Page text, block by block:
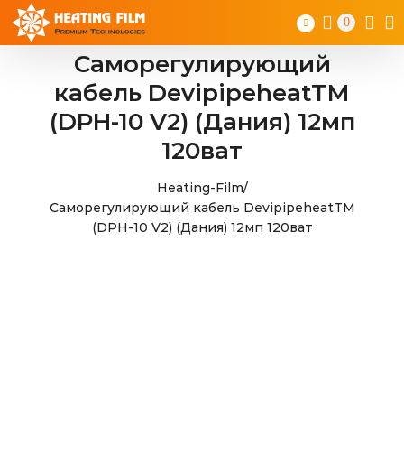
Skip
0
Саморегулирующий
кабель DevipipeheatТМ
(DPH-10 V2) (Дания) 12мп
120ват
Heating-Film/
Саморегулирующий кабель DevipipeheatТМ
(DPH-10 V2) (Дания) 12мп 120ват